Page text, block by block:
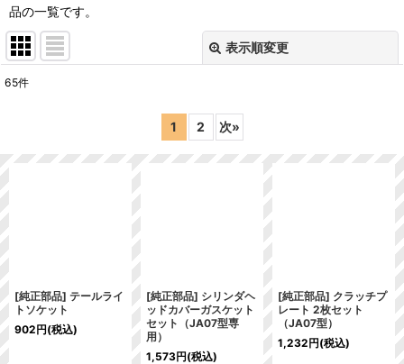
品の一覧です。
表示順変更
65件
1 2 次»
[純正部品] テールライ
トソケット
902円(税込)
[純正部品] シリンダヘ
ッドカバーガスケット
セット（JA07型専
用）
1,573円(税込)
[純正部品] クラッチプ
レート 2枚セット
（JA07型）
1,232円(税込)